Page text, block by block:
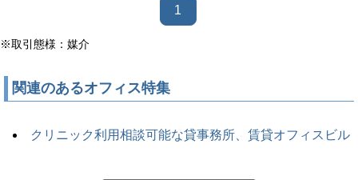
1
※取引態様：媒介
関連のあるオフィス特集
クリニック利用相談可能な貸事務所、賃貸オフィスビル